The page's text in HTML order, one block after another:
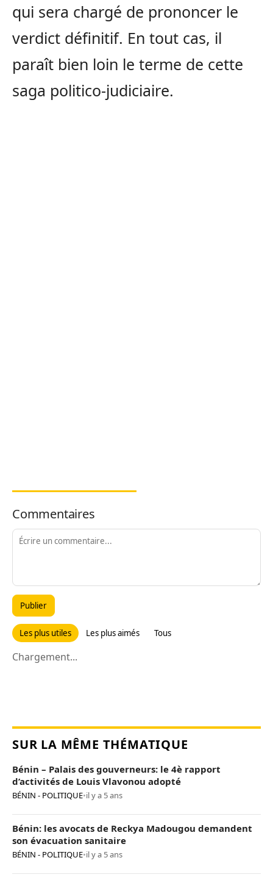
qui sera chargé de prononcer le
verdict définitif. En tout cas, il
paraît bien loin le terme de cette
saga politico-judiciaire.
Commentaires
Publier
Les plus utiles Les plus aimés Tous
Chargement...
SUR LA MÊME THÉMATIQUE
Bénin – Palais des gouverneurs: le 4è rapport
d’activités de Louis Vlavonou adopté
BÉNIN - POLITIQUE•il y a 5 ans
Bénin: les avocats de Reckya Madougou demandent
son évacuation sanitaire
BÉNIN - POLITIQUE•il y a 5 ans